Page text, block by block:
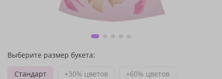
Выберите размер букета:
Стандарт
+30% цветов +60% цветов